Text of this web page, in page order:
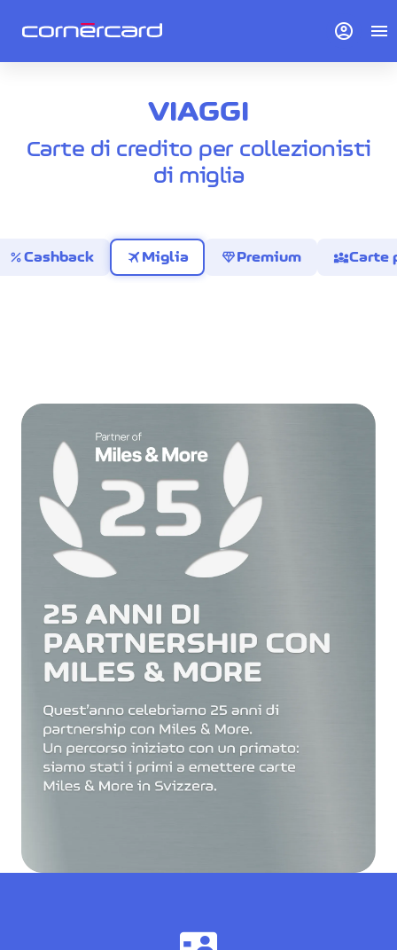
VIAGGI
Carte di credito per collezionisti
di miglia
percentCashback travel Miglia diamondPremium diversity_3Carte
account_circle menu